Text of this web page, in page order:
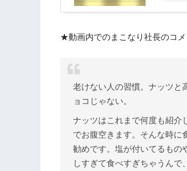
★動画内でのまこなり社長のコメ
老けない人の習慣。ナッツと
ョコじゃない。
ナッツはこれまで何度も紹介
でお腹空きます。そんな時に
勧めです。塩が付いてるもの
しすぎて食べすぎちゃうん